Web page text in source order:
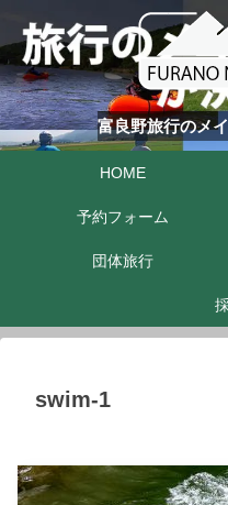
富良野旅行のメ
HOME
予約フォーム
団体旅行
swim-1